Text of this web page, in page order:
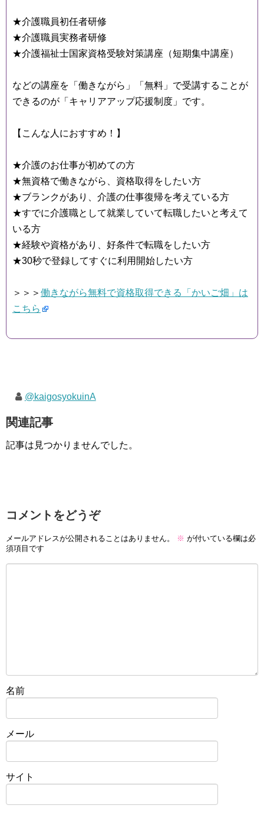
★介護職員初任者研修
★介護職員実務者研修
★介護福祉士国家資格受験対策講座（短期集中講座）
などの講座を「働きながら」「無料」で受講することが
できるのが「キャリアアップ応援制度」です。
【こんな人におすすめ！】
★介護のお仕事が初めての方
★無資格で働きながら、資格取得をしたい方
★ブランクがあり、介護の仕事復帰を考えている方
★すでに介護職として就業していて転職したいと考えて
いる方
★経験や資格があり、好条件で転職をしたい方
★30秒で登録してすぐに利用開始したい方
＞＞＞ 働きながら無料で資格取得できる「かいご畑」は
こちら
@kaigosyokuinA
関連記事
記事は見つかりませんでした。
コメントをどうぞ
メールアドレスが公開されることはありません。 ※ が付いている欄は必
須項目です
名前
メール
サイト